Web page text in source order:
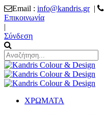
Email : info@kandris.gr|
Επικοινωνία
|
Σύνδεση
ΧΡΩΜΑΤΑ